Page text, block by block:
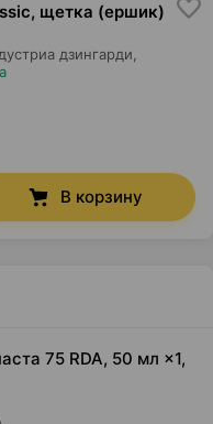
щетка (ершик)
дзингарди
В корзину
75 RDA, 50 мл ×1,